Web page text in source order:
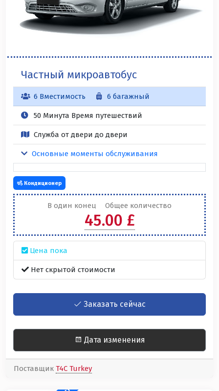
Частный микроавтобус
6 Вместимость 6 багажный
50 Минута Время путешествий
Служба от двери до двери
Основные моменты обслуживания
В один конец Общее количество
45.00 £
Цена пока
Нет скрытой стоимости
Заказать сейчас
Дата изменения
Кондиционер
Поставщик T4C Turkey